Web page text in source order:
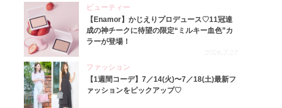
ビューティー
【Enamor】かじえりプロデュース♡11冠達
成の神チークに待望の限定“ミルキー血色”カ
ラーが登場！
2026.7.27
ファッション
【1週間コーデ】7／14(火)〜7／18(土)最新フ
ァッションをピックアップ♡